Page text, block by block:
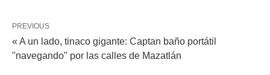
PREVIOUS
« A un lado, tinaco gigante: Captan baño portátil
"navegando" por las calles de Mazatlán